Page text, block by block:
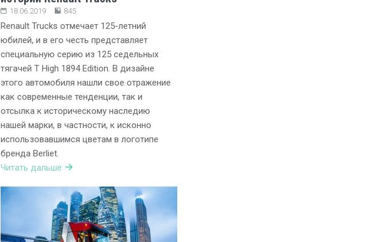
18.06.2019 845
Renault Trucks отмечает 125-летний
юбилей, и в его честь представляет
специальную серию из 125 седельных
тягачей T High 1894 Edition. В дизайне
этого автомобиля нашли свое отражение
как современные тенденции, так и
отсылка к историческому наследию
нашей марки, в частности, к исконно
использовавшимся цветам в логотипе
бренда Berliet.
Читать дальше